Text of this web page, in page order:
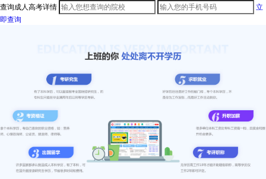
查询成人高考详情
立
即查询